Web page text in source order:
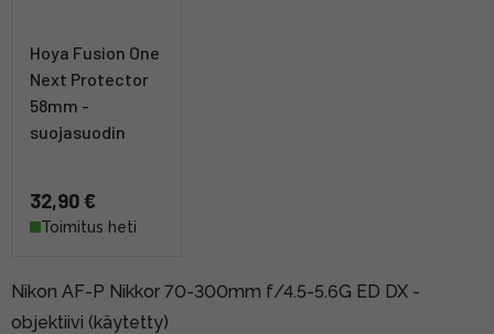
Hoya Fusion One
Next Protector
58mm -
suojasuodin
32,90 €
Toimitus heti
Nikon AF-P Nikkor 70-300mm f/4.5-5.6G ED DX -
objektiivi (käytetty)